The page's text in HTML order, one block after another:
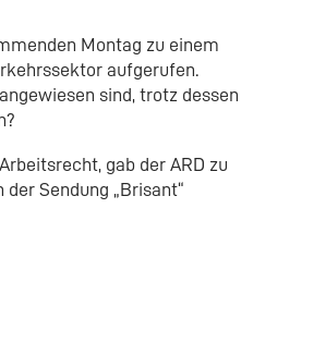
Montag zu einem
aufgerufen.
sind, trotz dessen
gab der ARD zu
Sendung „Brisant“